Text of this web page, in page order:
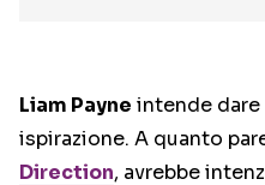
Liam Payne intende
ispirazione. A quanto
Direction, avrebbe